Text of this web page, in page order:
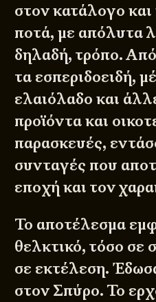
στον κατάλογο και
ποτά, με απόλυτα
δηλαδή, τρόπο.
τα εσπεριδοειδή,
ελαιόλαδο και
προϊόντα και
παρασκευές,
συνταγές που
εποχή και τον
Το αποτέλεσμα
θελκτικό, τόσο σε
σε εκτέλεση.
στον Σπύρο. Το